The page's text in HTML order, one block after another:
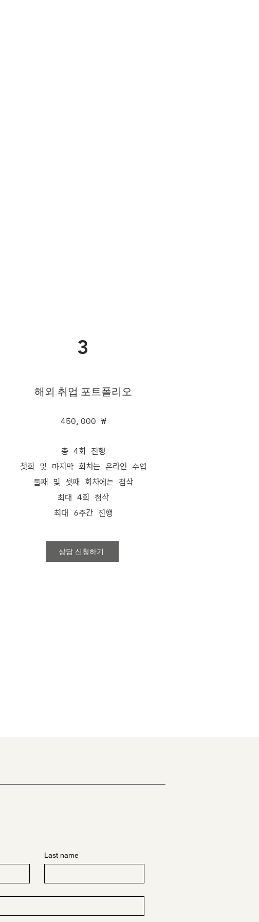
3
해외 취업 포트폴리오
450,000 ₩
총 4회 진행​
첫회 및 마지막 회차는 온라인 수업
둘째 및 셋째 회차에는 첨삭
최대 4회 첨삭
최대 6주간 진행
상담 신청하기
Last name